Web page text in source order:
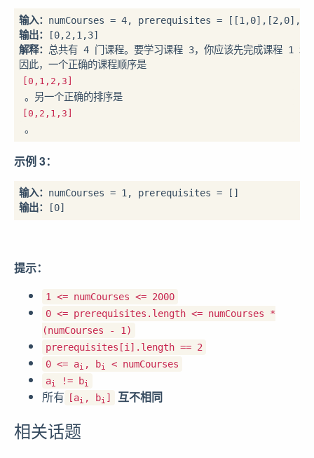
输入：
输出：
解释： 总共有 4 门课程。要学习课程 3，你应该先完成课程 1
因此，一个正确的课程顺序是
[0,1,2,3]
。另一个正确的排序是
[0,2,1,3]
。
示例 3：
输入：
输出：
提示：
1 <= numCourses <= 2000
0 <= prerequisites.length <= numCourses *
(numCourses - 1)
prerequisites[i].length == 2
0 <= ai , bi
< numCourses
ai != bi
所有 [ai , bi ] 互不相同
相关话题